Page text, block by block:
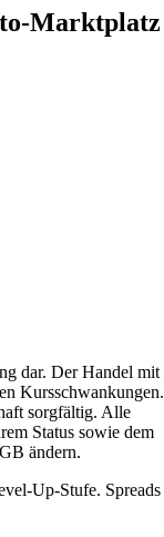
Marktplatz
dar. Der Handel mit
Kursschwankungen.
sorgfältig. Alle
Status sowie dem
ändern.
Up-Stufe. Spreads